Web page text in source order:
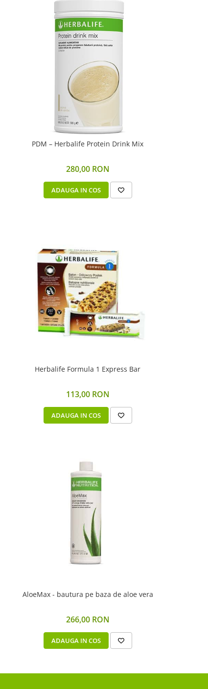
PDM – Herbalife Protein Drink Mix
280,00 RON
ADAUGA IN COS
Herbalife Formula 1 Express Bar
113,00 RON
ADAUGA IN COS
AloeMax - bautura pe baza de aloe vera
266,00 RON
ADAUGA IN COS